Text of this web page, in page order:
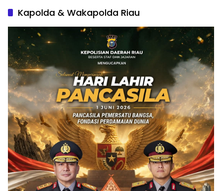
Kapolda & Wakapolda Riau